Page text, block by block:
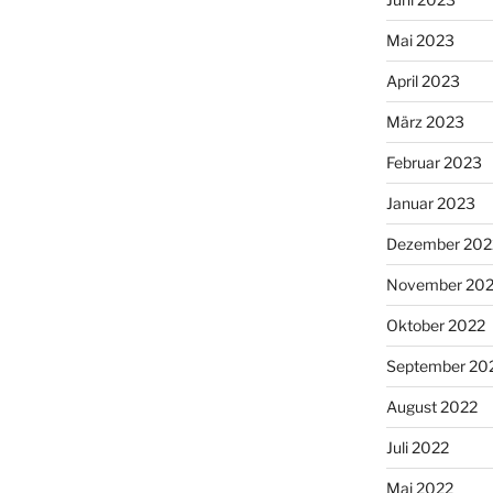
Mai 2023
April 2023
März 2023
Februar 2023
Januar 2023
Dezember
November
Oktober 2022
September
August 2022
Juli 2022
Mai 2022